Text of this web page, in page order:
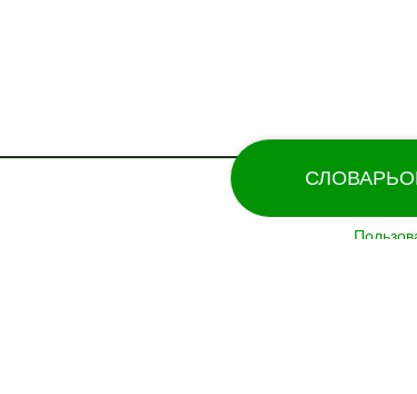
СЛОВАРЬ